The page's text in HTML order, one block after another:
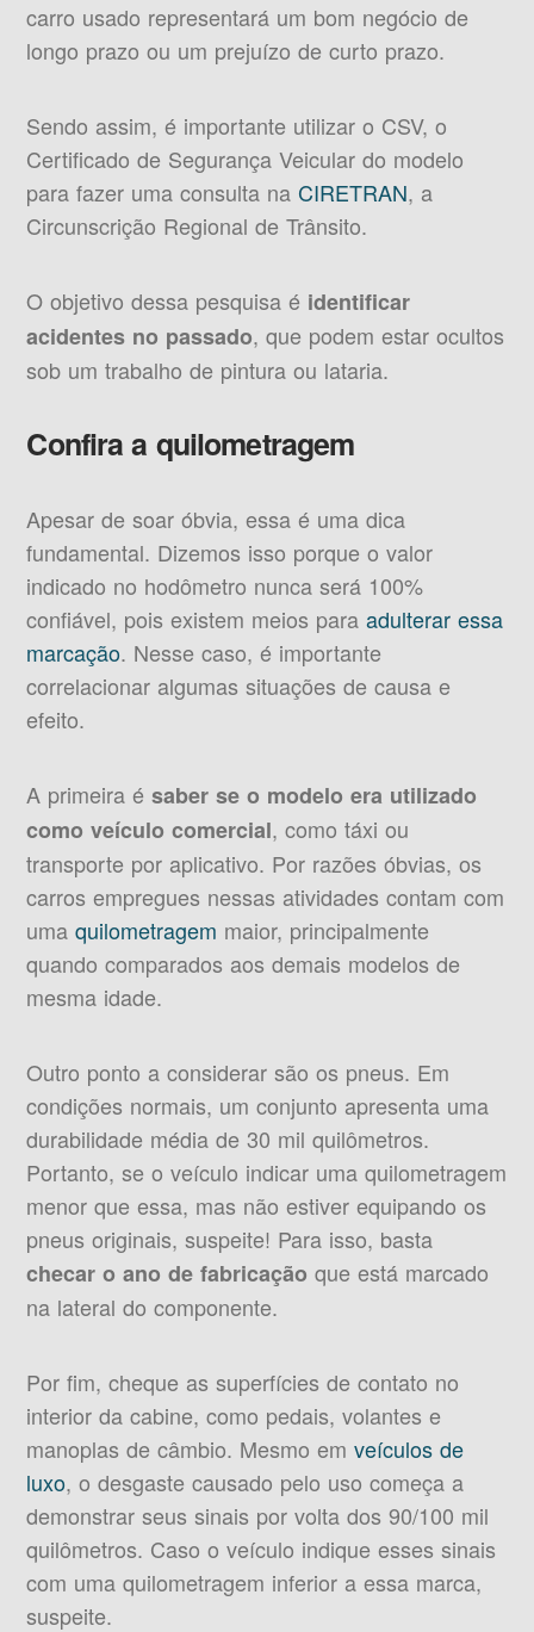
carro usado representará um bom negócio de
longo prazo ou um prejuízo de curto prazo.
Sendo assim, é importante utilizar o CSV, o
Certificado de Segurança Veicular do modelo
para fazer uma consulta na CIRETRAN, a
Circunscrição Regional de Trânsito.
O objetivo dessa pesquisa é identificar
acidentes no passado, que podem estar ocultos
sob um trabalho de pintura ou lataria.
Confira a quilometragem
Apesar de soar óbvia, essa é uma dica
fundamental. Dizemos isso porque o valor
indicado no hodômetro nunca será 100%
confiável, pois existem meios paraadulterar essa
marcação. Nesse caso, é importante
correlacionar algumas situações de causa e
efeito.
A primeira ésaber se o modelo era utilizado
como veículo comercial, como táxi ou
transporte por aplicativo. Por razões óbvias, os
carros empregues nessas atividades contam com
umaquilometragem maior, principalmente
quando comparados aos demais modelos de
mesma idade.
Outro ponto a considerar são os pneus. Em
condições normais, um conjunto apresenta uma
durabilidade média de 30 mil quilômetros.
Portanto, se o veículo indicar uma quilometragem
menor que essa, mas não estiver equipando os
pneus originais, suspeite! Para isso, basta
checar o ano de fabricação que está marcado
na lateral do componente.
Por fim, cheque as superfícies de contato no
interior da cabine, como pedais, volantes e
manoplas de câmbio. Mesmo emveículos de
luxo, o desgaste causado pelo uso começa a
demonstrar seus sinais por volta dos 90/100 mil
quilômetros. Caso o veículo indique esses sinais
com uma quilometragem inferior a essa marca,
suspeite.